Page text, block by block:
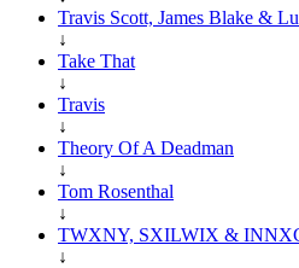
Travis Scott, James Blake &
↓
Take That
↓
Travis
↓
Theory Of A Deadman
↓
Tom Rosenthal
↓
TWXNY, SXILWIX &
↓